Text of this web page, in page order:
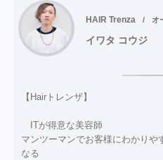
HAIR Trenza オ
イワタ コウジ
【Hairトレンザ】
ITが得意な美容師
マンツーマンでお客様にわかりや
なる